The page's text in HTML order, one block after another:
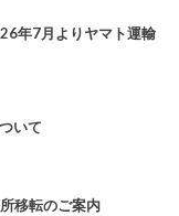
年7月よりヤマト運輸
いて
移転のご案内